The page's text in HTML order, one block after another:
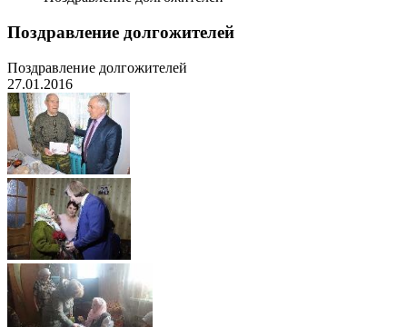
Поздравление долгожителей
Поздравление долгожителей
27.01.2016